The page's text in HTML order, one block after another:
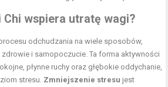
Chi wspiera utratę wagi?
odchudzania na wiele sposobów,
i samopoczucie. Ta forma aktywności
płynne ruchy oraz głębokie oddychanie,
stresu. Zmniejszenie stresu jest